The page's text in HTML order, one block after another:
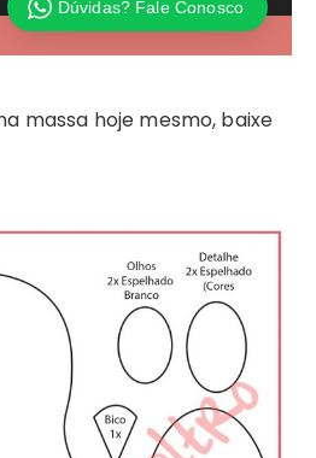
massa hoje mesmo, baixe